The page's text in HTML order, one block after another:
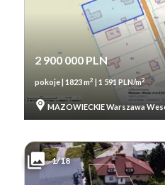
2 900 000 PLN
pokoje | 1823 m2 | 1 591 PLN/m2
MAZOWIECKIE Warszawa
1/18